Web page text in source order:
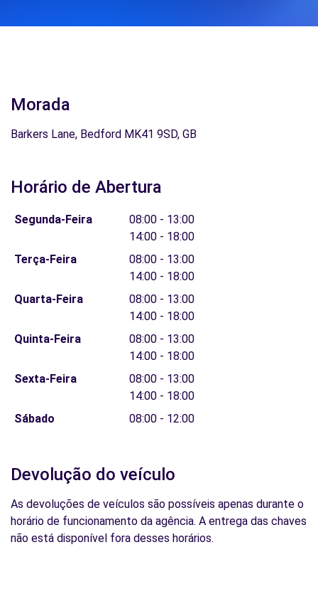
Morada
Barkers Lane, Bedford MK41 9SD, GB
Horário de Abertura
Segunda-Feira
08:00 - 13:00
14:00 - 18:00
Terça-Feira
08:00 - 13:00
14:00 - 18:00
Quarta-Feira
08:00 - 13:00
14:00 - 18:00
Quinta-Feira
08:00 - 13:00
14:00 - 18:00
Sexta-Feira
08:00 - 13:00
14:00 - 18:00
Sábado
08:00 - 12:00
Devolução do veículo
As devoluções de veículos são possíveis apenas durante o
horário de funcionamento da agência. A entrega das chaves
não está disponível fora desses horários.